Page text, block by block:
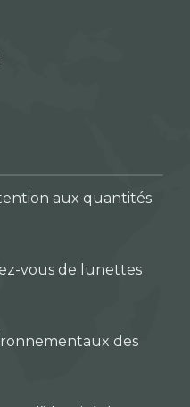
aux quantités
vous de lunettes
des